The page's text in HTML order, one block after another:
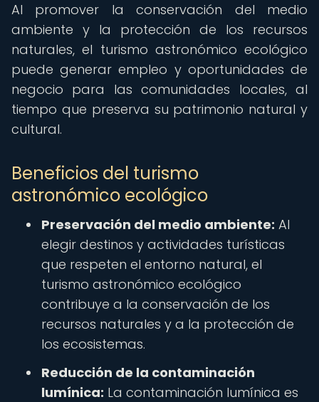
Al promover la conservación del medio
ambiente y la protección de los recursos
naturales, el turismo astronómico ecológico
puede generar empleo y oportunidades de
negocio para las comunidades locales, al
tiempo que preserva su patrimonio natural y
cultural.
Beneficios del turismo
astronómico ecológico
Preservación del medio ambiente: Al
elegir destinos y actividades turísticas
que respeten el entorno natural, el
turismo astronómico ecológico
contribuye a la conservación de los
recursos naturales y a la protección de
los ecosistemas.
Reducción de la contaminación
lumínica: La contaminación lumínica es